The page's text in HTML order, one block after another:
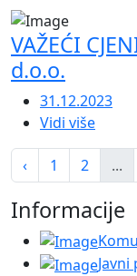
VAŽEĆI
d.o.o.
31.12.2023
Vidi više
‹ 1 2 ...
Informacije